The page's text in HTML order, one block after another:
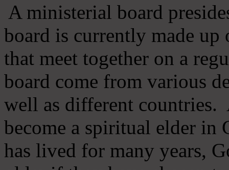
A ministerial board
board is currently made
that meet together on a
board come from various
well as different countries.
become a spiritual elder in
has lived for many years,